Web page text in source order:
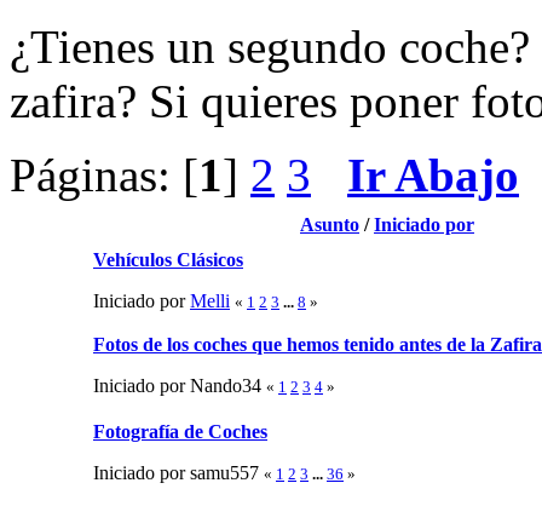
¿Tienes un segundo
zafira? Si quieres poner
Páginas: [1] 2 3 Ir Abajo
Asunto /Iniciado por
Vehículos Clásicos
Iniciado porMelli « 1 2 3 ... 8 »
Fotos de los coches que hemos tenido antes de la Zafira
Iniciado por Nando34 « 1 2 3 4 »
Fotografía de Coches
Iniciado por samu557 « 1 2 3 ... 36 »